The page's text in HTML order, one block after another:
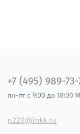
+7 (495) 989-
пн-пт с 9:00 до 18:00
p220@inkk.ru